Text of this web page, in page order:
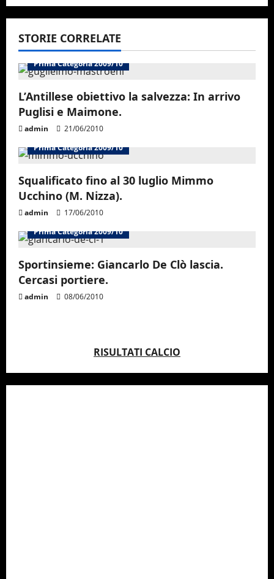
v
i
g
a
t
i
o
n
STORIE CORRELATE
Prima Categoria 2009/10
L’Antillese obiettivo la salvezza: In arrivo
Puglisi e Maimone.
admin
21/06/2010
Prima Categoria 2009/10
Squalificato fino al 30 luglio Mimmo
Ucchino (M. Nizza).
admin
17/06/2010
Prima Categoria 2009/10
Sportinsieme: Giancarlo De Clò lascia.
Cercasi portiere.
admin 08/06/2010
RISULTATI CALCIO